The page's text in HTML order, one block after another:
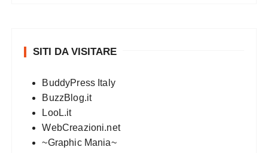
SITI DA VISITARE
BuddyPress Italy
BuzzBlog.it
LooL.it
WebCreazioni.net
~Graphic Mania~